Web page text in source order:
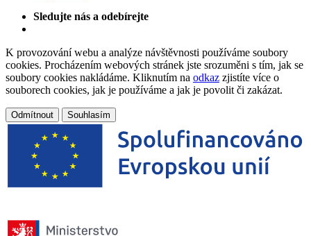
Sledujte nás a odebírejte
K provozování webu a analýze návštěvnosti používáme soubory
cookies. Procházením webových stránek jste srozuměni s tím, jak se
soubory cookies nakládáme. Kliknutím na odkaz zjistíte více o
souborech cookies, jak je používáme a jak je povolit či zakázat.
Odmítnout Souhlasím